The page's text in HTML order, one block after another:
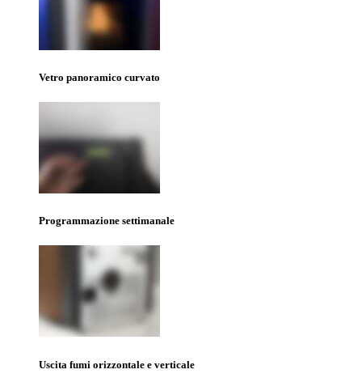
Vetro panoramico curvato
Programmazione settimanale
Uscita fumi orizzontale e verticale